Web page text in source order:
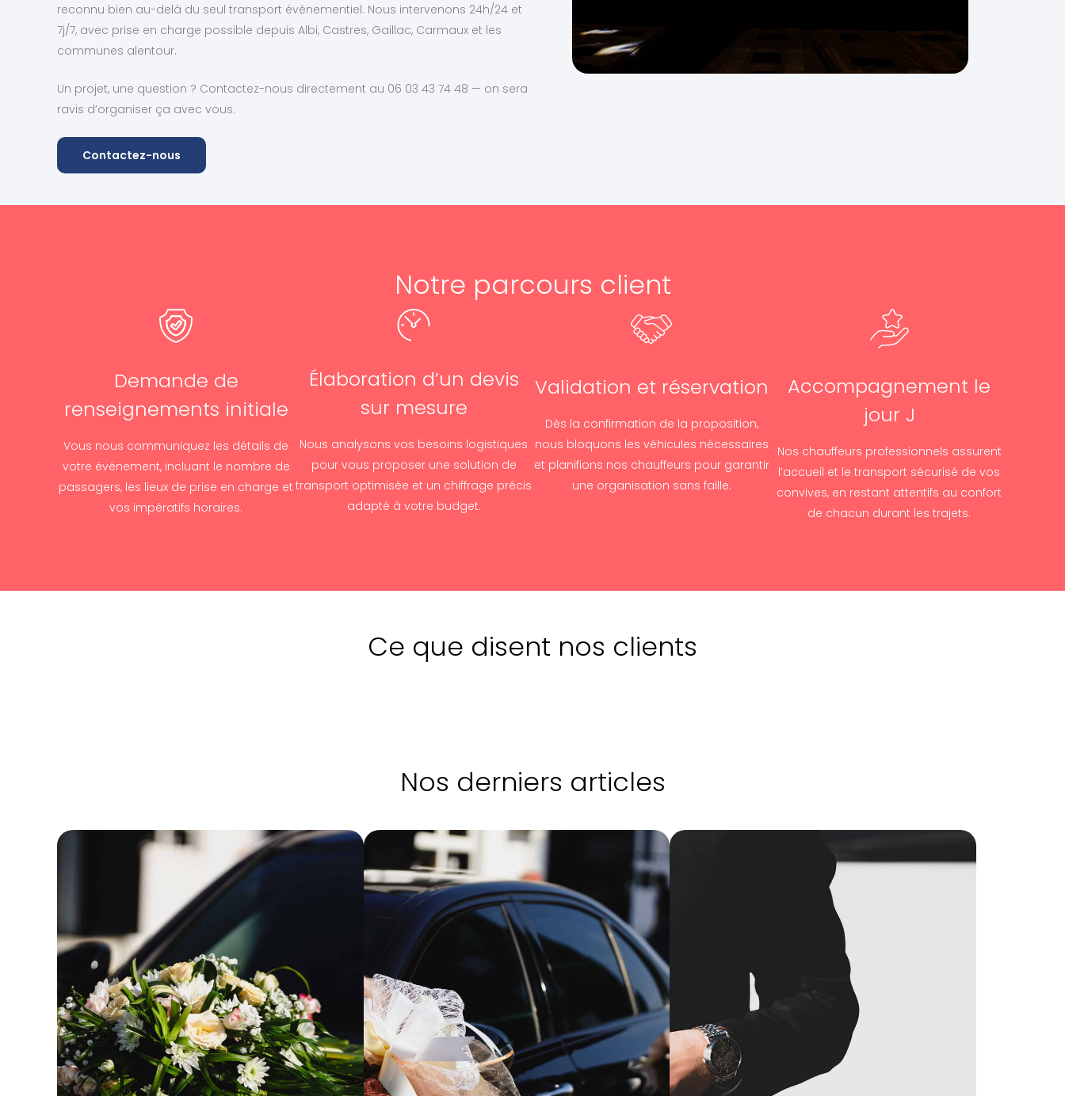
reconnu bien au-delà du seul transport événementiel. Nous intervenons 24h/24 et
7j/7, avec prise en charge possible depuis Albi, Castres, Gaillac, Carmaux et les
communes alentour.
Un projet, une question ? Contactez-nous directement au 06 03 43 74 48 — on sera
ravis d’organiser ça avec vous.
Contactez-nous
Notre parcours client
Demande de
renseignements initiale
Vous nous communiquez les détails de
votre événement, incluant le nombre de
passagers, les lieux de prise en charge et
vos impératifs horaires.
Élaboration d’un devis
sur mesure
Nous analysons vos besoins logistiques
pour vous proposer une solution de
transport optimisée et un chiffrage précis
adapté à votre budget.
Validation et réservation
Dès la confirmation de la proposition,
nous bloquons les véhicules nécessaires
et planifions nos chauffeurs pour garantir
une organisation sans faille.
Accompagnement le
jour J
Nos chauffeurs professionnels assurent
l’accueil et le transport sécurisé de vos
convives, en restant attentifs au confort
de chacun durant les trajets.
Ce que disent nos clients
Nos derniers articles